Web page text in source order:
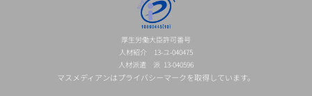
厚生労働大臣許可番号
人材紹介 13-ユ-040475
人材派遣 派 13-040596
マスメディアンはプライバシーマークを取得しています。